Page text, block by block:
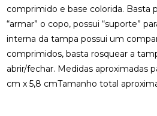
comprimido e base colorida. Basta
“armar” o copo, possui “suporte”
interna da tampa possui um
comprimidos, basta rosquear a
abrir/fechar. Medidas aproximadas
cm x 5,8 cmTamanho total